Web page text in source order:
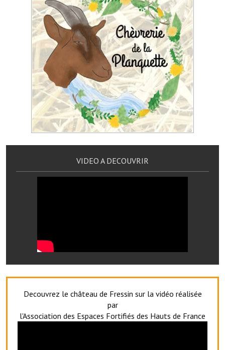
Services publics communaux
Démarches administratives
Urbanisme
Biens à louer
Terrains et maisons à vendre
Etablissements scolaires
Equipements sportifs
Commerçants, artisans
Agents immobiliers
Salle Georges Delépine
Maison des services et des associations fressinoises
VIDEO A DECOUVRIR
Decouvrez le château de Fressin sur la vidéo réalisée
par
l'Association des Espaces Fortifiés des Hauts de France